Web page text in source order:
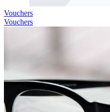
Vouchers
Vouchers